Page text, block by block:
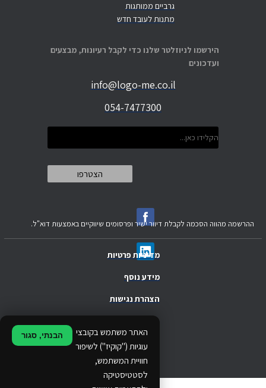
גרביים ממותגות
מתנות לעובד חדש
הירשמו לניוזלטר שלנו כדי לקבל רעיונות, מבצעים
ועדכונים
info@logo-me.co.il
054-7477300
מדיניות פרטיות
האתר משתמש בקובצי
עוגיות ("קוקיז") לשיפור
חוויית המשתמש,
לסטטיסטיקה
הבנתי, סגור
מידע נוסף
.
הצהרת נגישות
ההרשמה מהווה הסכמה לקבלת דיוור ישיר ופרסומים שיווקיים באמצעות דוא"ל.